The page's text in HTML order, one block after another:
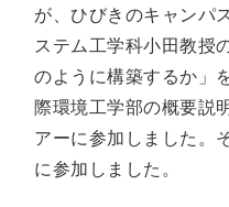
が、ひびきのキャンパ
ステム工学科小田教授
のように構築するか」
際環境工学部の概要説
アーに参加しました。
に参加しました。